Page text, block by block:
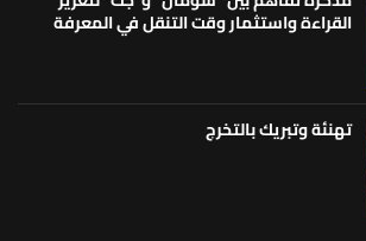
القراءة واستثمار وقت التنقل في المعرفة
تهنئة وتبريك بالتخرج